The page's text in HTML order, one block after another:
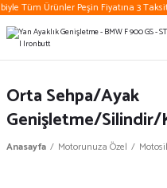
Tüm Ürünler Peşin Fiyatına 3 Taksit!
Orta Sehpa/Ayak
Genişletme/
Anasayfa Motorunuza Özel